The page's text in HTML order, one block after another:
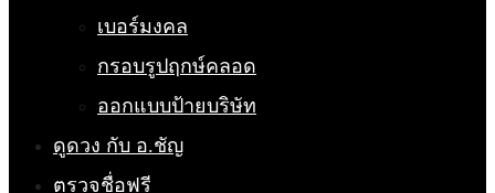
เบอร์มงคล
กรอบรูปฤกษ์คลอด
ออกแบบป้ายบริษัท
ดูดวง กับ อ.ชัญ
ตรวจชื่อฟรี